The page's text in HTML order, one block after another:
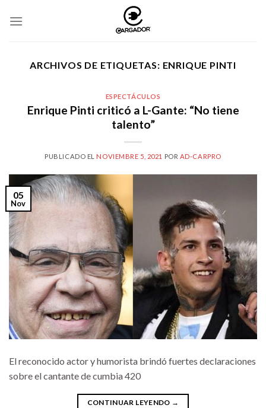
ARCHIVOS DE ETIQUETAS: ENRIQUE PINTI
ESPECTÁCULOS
Enrique Pinti criticó a L-Gante: “No tiene
talento”
PUBLICADO EL NOVIEMBRE 5, 2021 POR AD-CARPRO
05
Nov
El reconocido actor y humorista brindó fuertes declaraciones
sobre el cantante de cumbia 420
CONTINUAR LEYENDO →